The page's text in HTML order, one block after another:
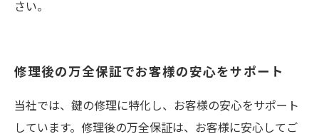
さい。
修理後の万全保証でお客様の安心をサポート
当社では、鍵の修理に特化し、お客様の安心をサポート
しています。修理後の万全保証は、お客様に安心してご